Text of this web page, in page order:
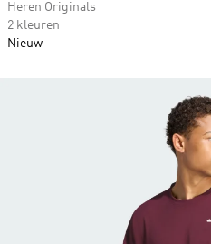
Heren Originals
2 kleuren
Nieuw